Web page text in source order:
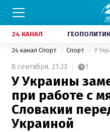
24 КАНАЛ
24 канал Спорт Спорт
8 сентября, 21:23 1
У Украины
при работе с
Словакии
Украиной